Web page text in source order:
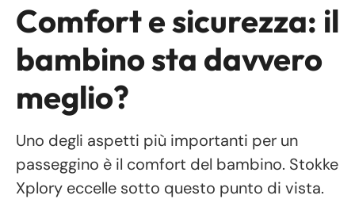
Comfort e sicurezza: il
bambino sta davvero
meglio?
Uno degli aspetti più importanti per un
passeggino è il comfort del bambino. Stokke
Xplory eccelle sotto questo punto di vista.